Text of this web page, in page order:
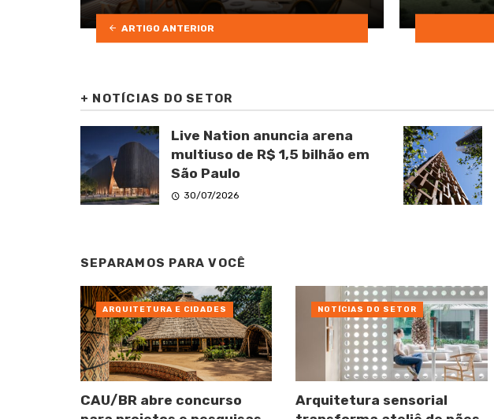
ARTIGO ANTERIOR
+ NOTÍCIAS DO SETOR
Live Nation anuncia arena
multiuso de R$ 1,5 bilhão em
São Paulo
30/07/2026
SEPARAMOS PARA VOCÊ
CAU/BR abre concurso
ARQUITETURA E CIDADES
Arquitetura sensorial
NOTÍCIAS DO SETOR